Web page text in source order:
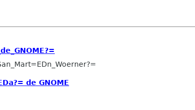
de GNOME